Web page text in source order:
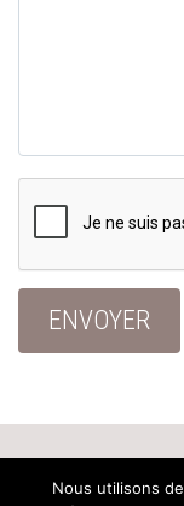
Nous utilisons